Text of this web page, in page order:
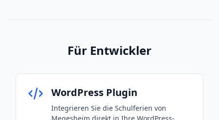
Für Entwickler
WordPress Plugin
Integrieren Sie die Schulferien von